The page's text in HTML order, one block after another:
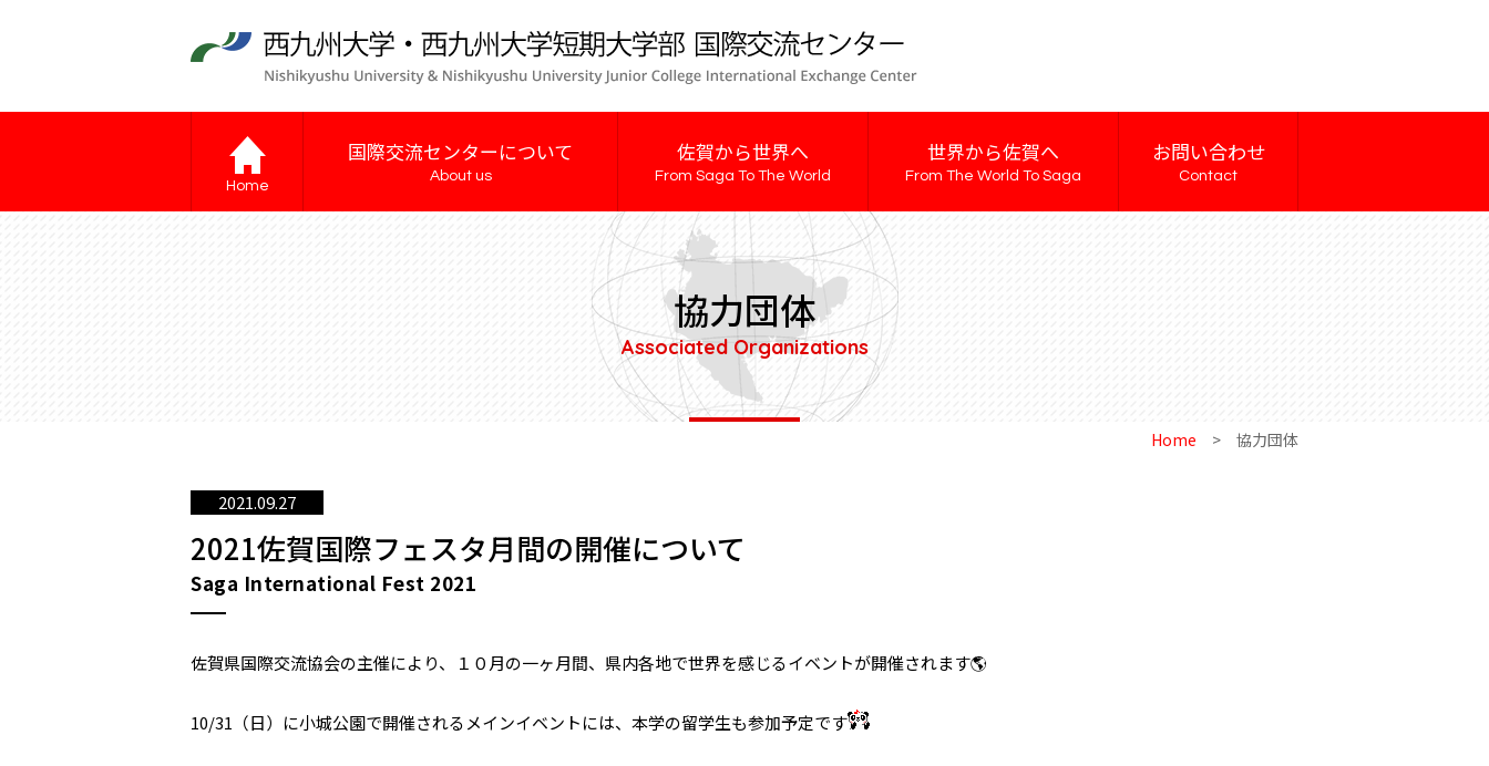
Home
国際交流センターについて
About us
佐賀から世界へ
From Saga To The World
世界から佐賀へ
From The World To Saga
お問い合わせ
Contact
協力団体
Associated Organizations
Home > 協力団体
2021.09.27
2021佐賀国際フェスタ月間の開催について
Saga International Fest 2021
佐賀県国際交流協会の主催により、１０月の一ヶ月間、県内各地で世界を感じるイベントが開催されます🌎
10/31（日）に小城公園で開催されるメインイベントには、本学の留学生も参加予定です